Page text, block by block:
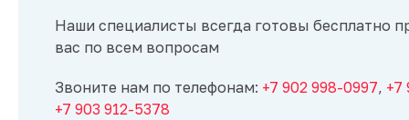
Наши специалисты всегда готовы бесплатно
вас по всем вопросам
Звоните нам по телефонам: +7 902 998-0997, +7
+7 903 912-5378